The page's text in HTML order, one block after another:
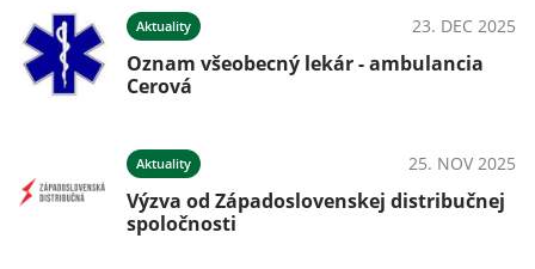
Aktuality 23. DEC 2025
Oznam všeobecný lekár - ambulancia
Cerová
Aktuality 25. NOV 2025
Výzva od Západoslovenskej distribučnej
spoločnosti